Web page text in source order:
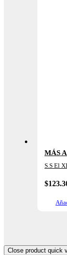
MÁS
S.S El
$
Close product quick